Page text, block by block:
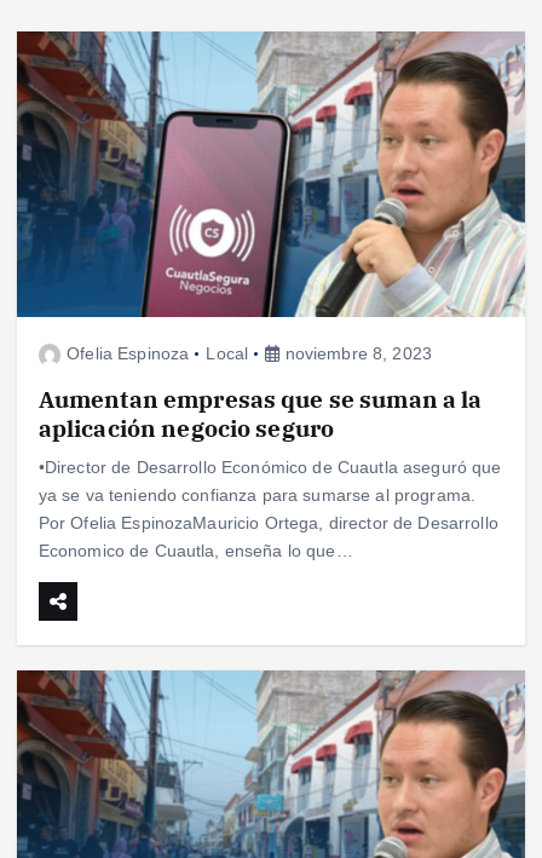
Ofelia Espinoza Local noviembre 8, 2023
Aumentan empresas que se suman a la
aplicación negocio seguro
•Director de Desarrollo Económico de Cuautla aseguró que
ya se va teniendo confianza para sumarse al programa.
Por Ofelia EspinozaMauricio Ortega, director de Desarrollo
Economico de Cuautla, enseña lo que…